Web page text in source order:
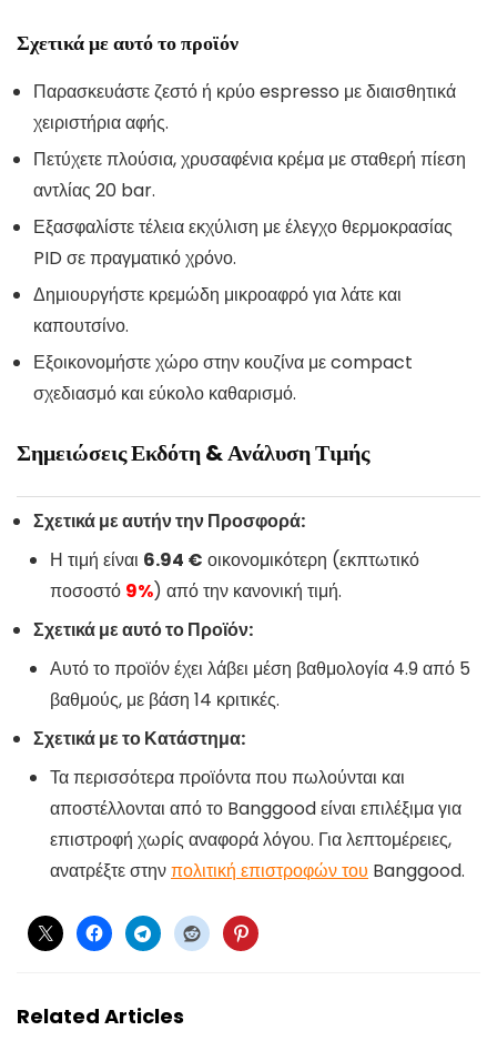
Σχετικά με αυτό το προϊόν
Παρασκευάστε ζεστό ή κρύο espresso με διαισθητικά
χειριστήρια αφής.
Πετύχετε πλούσια, χρυσαφένια κρέμα με σταθερή πίεση
αντλίας 20 bar.
Εξασφαλίστε τέλεια εκχύλιση με έλεγχο θερμοκρασίας
PID σε πραγματικό χρόνο.
Δημιουργήστε κρεμώδη μικροαφρό για λάτε και
καπουτσίνο.
Εξοικονομήστε χώρο στην κουζίνα με compact
σχεδιασμό και εύκολο καθαρισμό.
Σημειώσεις Εκδότη & Ανάλυση Τιμής
Σχετικά με αυτήν την Προσφορά:
Η τιμή είναι 6.94 € οικονομικότερη (εκπτωτικό
ποσοστό 9%) από την κανονική τιμή.
Σχετικά με αυτό το Προϊόν:
Αυτό το προϊόν έχει λάβει μέση βαθμολογία 4.9 από 5
βαθμούς, με βάση 14 κριτικές.
Σχετικά με το Κατάστημα:
Τα περισσότερα προϊόντα που πωλούνται και
αποστέλλονται από το Banggood είναι επιλέξιμα για
επιστροφή χωρίς αναφορά λόγου. Για λεπτομέρειες,
ανατρέξτε στηνπολιτική επιστροφών του Banggood.
Related Articles